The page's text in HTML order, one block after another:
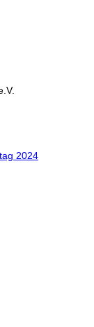
2024